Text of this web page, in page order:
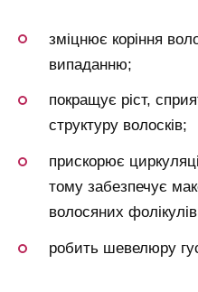
зміцнює коріння
випаданню;
покращує ріст,
структуру волосків;
прискорює
тому забезпечує
волосяних
робить шевелюру